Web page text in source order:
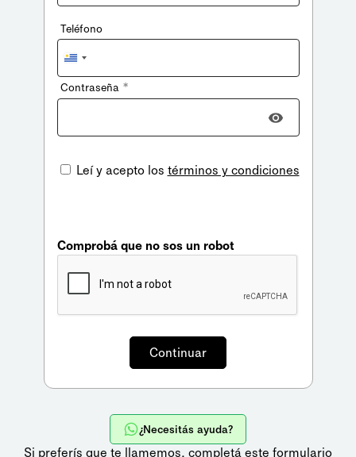
Teléfono
Uruguay
+598
Contraseña *
Leí y acepto los términos y condiciones
Comprobá que no sos un robot
¿Necesitás ayuda?
Si preferís que te llamemos, completá este formulario